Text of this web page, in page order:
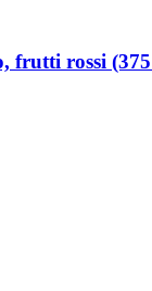
frutti rossi